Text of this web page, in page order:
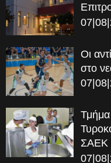
Οι
στο
Τμήμα
ΣΑΕΚ